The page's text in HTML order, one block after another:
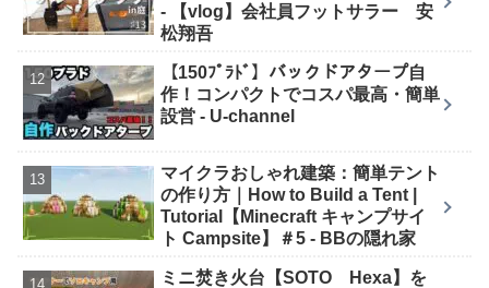
- 【vlog】会社員フットサラー 安
松翔吾
【150ﾌﾟﾗﾄﾞ】バックドアタープ自
作！コンパクトでコスパ最高・簡単
設営 - U-channel
マイクラおしゃれ建築：簡単テント
の作り方｜How to Build a Tent |
Tutorial【Minecraft キャンプサイ
ト Campsite】＃5 - BBの隠れ家
ミニ焚き火台【SOTO Hexa】を